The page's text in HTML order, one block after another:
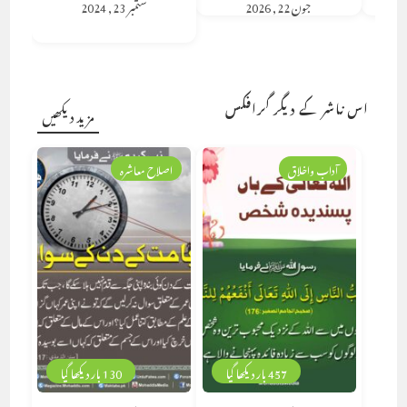
اس ناشر کے دیگر گرافکس مزید دیکھیں
130 بار دیکھا گیا
اصلاح معاشرہ
457 بار دیکھا گیا
آداب واخلاق